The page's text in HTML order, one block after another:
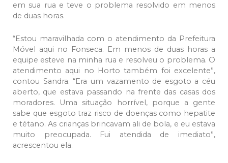
em sua rua e teve o problema resolvido em menos
de duas horas.
“Estou maravilhada com o atendimento da Prefeitura
Móvel aqui no Fonseca. Em menos de duas horas a
equipe esteve na minha rua e resolveu o problema. O
atendimento aqui no Horto também foi excelente”,
contou Sandra. “Era um vazamento de esgoto a céu
aberto, que estava passando na frente das casas dos
moradores. Uma situação horrível, porque a gente
sabe que esgoto traz risco de doenças como hepatite
e tétano. As crianças brincavam ali de bola, e eu estava
muito preocupada. Fui atendida de imediato”,
acrescentou ela.